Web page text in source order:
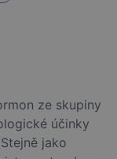
ze skupiny
účinky
jako